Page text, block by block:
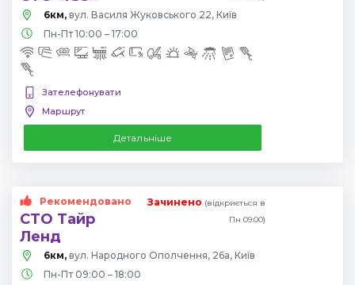
6км, вул. Василя Жуковського 22, Київ
Пн-Пт 10:00 – 17:00
Зателефонувати
Маршрут
Детальніше
Рекомендовано
СТО Тайр
Ленд
Зачинено (відкриється в
Пн 09:00)
6км, вул. Народного Ополчення, 26а, Київ
Пн-Пт 09:00 – 18:00